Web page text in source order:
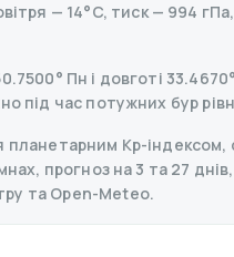
— 14°C, тиск — 994
Пн і довготі
під час потужних бур
планетарним Kp-
прогноз на 3 та 27
та Open-Meteo.